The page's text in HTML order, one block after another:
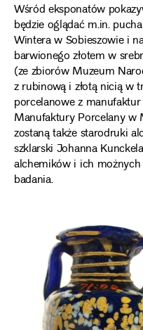
Wśród eksponatów
będzie oglądać m.in.
Wintera w Sobieszowie i
barwionego złotem w
(ze zbiorów Muzeum
z rubinową i złotą nicią w
porcelanowe z
Manufaktury Porcelany
zostaną także starodruki
szklarski Johanna
alchemików i ich
badania.